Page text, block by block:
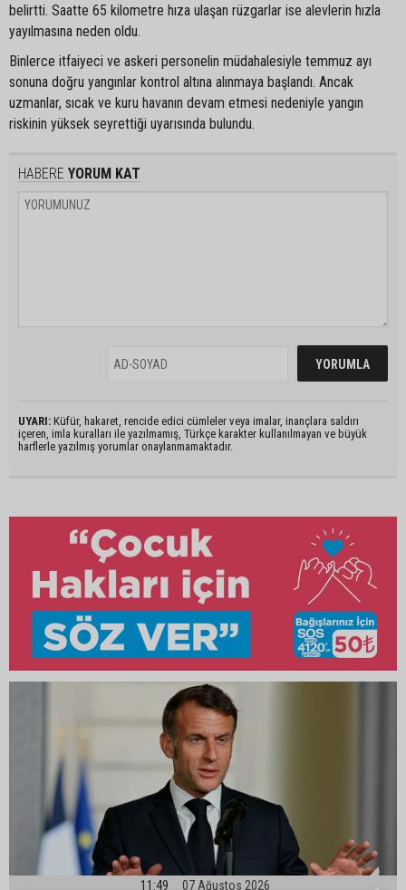
belirtti. Saatte 65 kilometre hıza ulaşan rüzgarlar ise alevlerin hızla
yayılmasına neden oldu.
Binlerce itfaiyeci ve askeri personelin müdahalesiyle temmuz ayı
sonuna doğru yangınlar kontrol altına alınmaya başlandı. Ancak
uzmanlar, sıcak ve kuru havanın devam etmesi nedeniyle yangın
riskinin yüksek seyrettiği uyarısında bulundu.
HABERE YORUM KAT
UYARI: Küfür, hakaret, rencide edici cümleler veya imalar, inançlara saldırı
içeren, imla kuralları ile yazılmamış, Türkçe karakter kullanılmayan ve büyük
harflerle yazılmış yorumlar onaylanmamaktadır.
11:49 07 Ağustos 2026